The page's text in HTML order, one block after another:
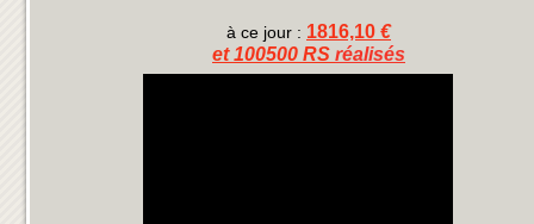
à ce jour : 1816,10 €
et 100500 RS réalisés